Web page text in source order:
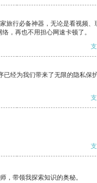
旅行必备神器，无论是看视频、
，再也不用担心网速卡顿了。
已经为我们带来了无限的隐私保
，带领我探索知识的奥秘。